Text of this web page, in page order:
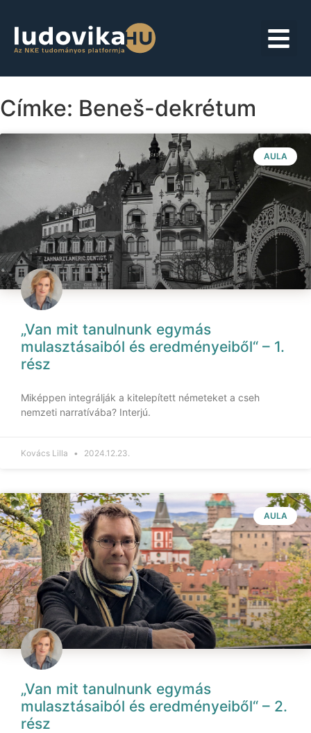
Címke: Beneš-dekrétum
AULA
„Van mit tanulnunk egymás
mulasztásaiból és eredményeiből“ – 1.
rész
Miképpen integrálják a kitelepített németeket a cseh
nemzeti narratívába? Interjú.
Kovács Lilla 2024.12.23.
AULA
„Van mit tanulnunk egymás
mulasztásaiból és eredményeiből“ – 2.
rész